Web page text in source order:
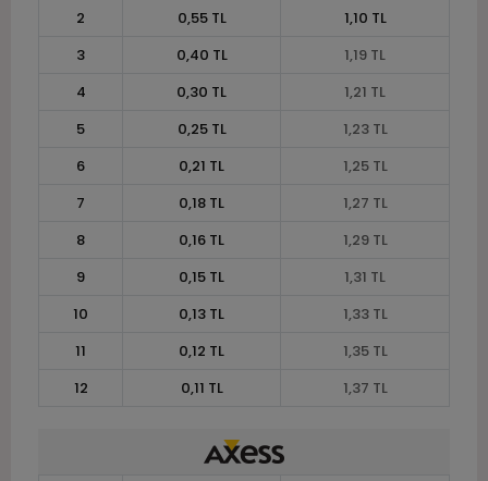
2 0,55 TL
1,10 TL
3
0,40 TL
1,19 TL
4
0,30 TL
1,21 TL
5
0,25 TL
1,23 TL
6
0,21 TL
1,25 TL
7
0,18 TL
1,27 TL
8
0,16 TL
1,29 TL
9
0,15 TL
1,31 TL
10
0,13 TL
1,33 TL
11
0,12 TL
1,35 TL
12
0,11 TL 1,37 TL